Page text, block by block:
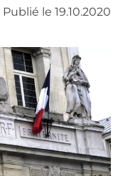
Publié le 19.10.2020